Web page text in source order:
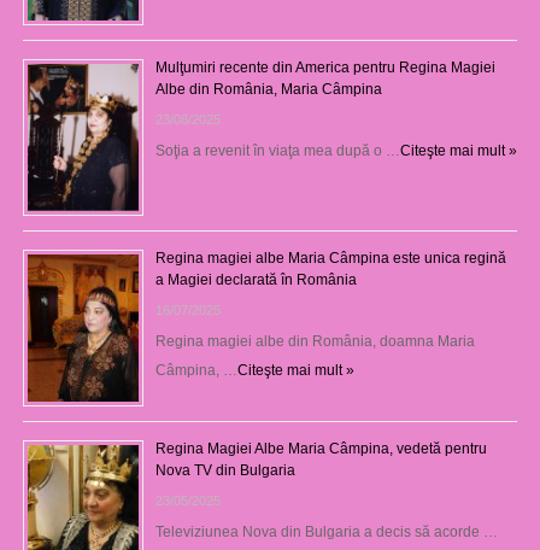
Mulţumiri recente din America pentru Regina Magiei
Albe din România, Maria Câmpina
23/08/2025
Soţia a revenit în viaţa mea după o … Citeşte mai mult »
Regina magiei albe Maria Câmpina este unica regină
a Magiei declarată în România
16/07/2025
Regina magiei albe din România, doamna Maria
Câmpina, … Citeşte mai mult »
Regina Magiei Albe Maria Câmpina, vedetă pentru
Nova TV din Bulgaria
23/05/2025
Televiziunea Nova din Bulgaria a decis să acorde …